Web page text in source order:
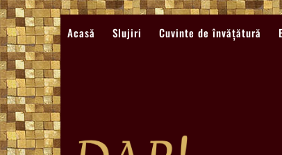
Sari
la
conținut
Acasă Slujiri Cuvinte de învățătură